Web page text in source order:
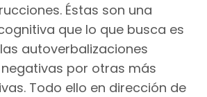
Éstas son una
que lo que busca es
autoverbalizaciones
por otras más
Todo ello en dirección de